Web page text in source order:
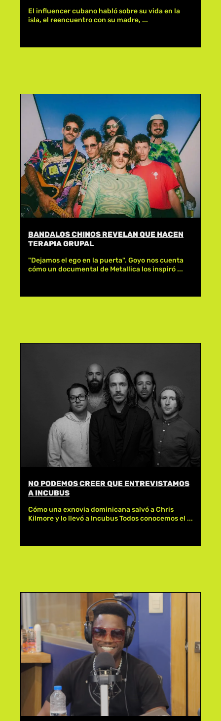
El influencer cubano habló sobre su vida en la
isla, el reencuentro con su madre, ...
BANDALOS CHINOS REVELAN QUE HACEN
TERAPIA GRUPAL
"Dejamos el ego en la puerta". Goyo nos cuenta
cómo un documental de Metallica los inspiró ...
NO PODEMOS CREER QUE ENTREVISTAMOS
A INCUBUS
Cómo una exnovia dominicana salvó a Chris
Kilmore y lo llevó a Incubus Todos conocemos el ...